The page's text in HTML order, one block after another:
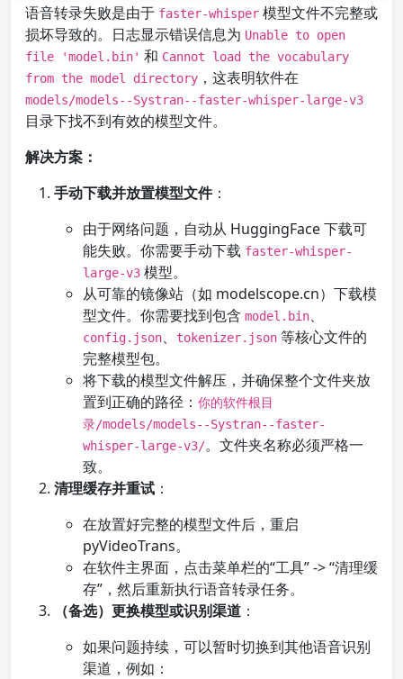
语音转录失败是由于 faster-whisper 模型文件不完整或
损坏导致的。日志显示错误信息为 Unable to open
file 'model.bin' 和 Cannot load the vocabulary
from the model directory ，这表明软件在
models/models--Systran--faster-whisper-large-v3
目录下找不到有效的模型文件。
解决方案：
手动下载并放置模型文件：
由于网络问题，自动从 HuggingFace 下载可
能失败。你需要手动下载 faster-whisper-
large-v3 模型。
从可靠的镜像站（如 modelscope.cn）下载模
型文件。你需要找到包含 model.bin、
config.json、 tokenizer.json 等核心文件的
完整模型包。
将下载的模型文件解压，并确保整个文件夹放
置到正确的路径： 你的软件根目
录/models/models--Systran--faster-
whisper-large-v3/。文件夹名称必须严格一
致。
清理缓存并重试 ：
在放置好完整的模型文件后，重启
pyVideoTrans。
在软件主界面，点击菜单栏的“工具” -> “清理缓
存”，然后重新执行语音转录任务。
（备选）更换模型或识别渠道 ：
如果问题持续，可以暂时切换到其他语音识别
渠道，例如：